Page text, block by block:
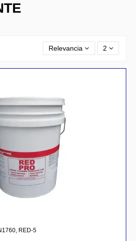
Relevancia 2
RED-5